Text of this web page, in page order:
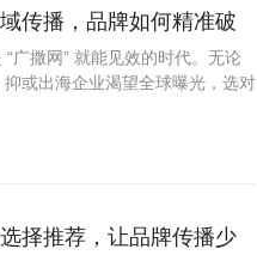
传播，品牌如何精准破
广撒网” 就能见效的时代。无论
或出海企业渴望全球曝光，选对
择推荐，让品牌传播少